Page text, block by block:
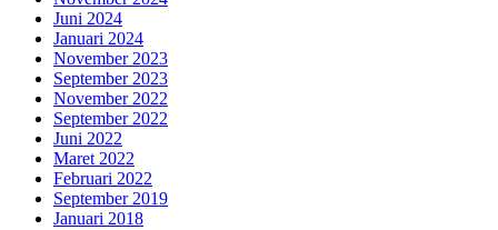
Juni 2024
Januari 2024
November 2023
September 2023
November 2022
September 2022
Juni 2022
Maret 2022
Februari 2022
September 2019
Januari 2018